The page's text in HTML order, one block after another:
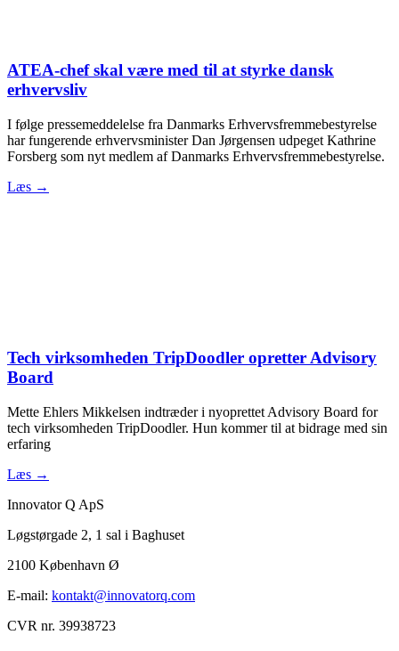
ATEA-chef skal være med til at styrke dansk
erhvervsliv
I følge pressemeddelelse fra Danmarks Erhvervsfremmebestyrelse
har fungerende erhvervsminister Dan Jørgensen udpeget Kathrine
Forsberg som nyt medlem af Danmarks Erhvervsfremmebestyrelse.
Læs →
Tech virksomheden TripDoodler opretter Advisory
Board
Mette Ehlers Mikkelsen indtræder i nyoprettet Advisory Board for
tech virksomheden TripDoodler. Hun kommer til at bidrage med sin
erfaring
Læs →
Innovator Q ApS
Løgstørgade 2, 1 sal i Baghuset
2100 København Ø
E-mail: kontakt@innovatorq.com
CVR nr. 39938723